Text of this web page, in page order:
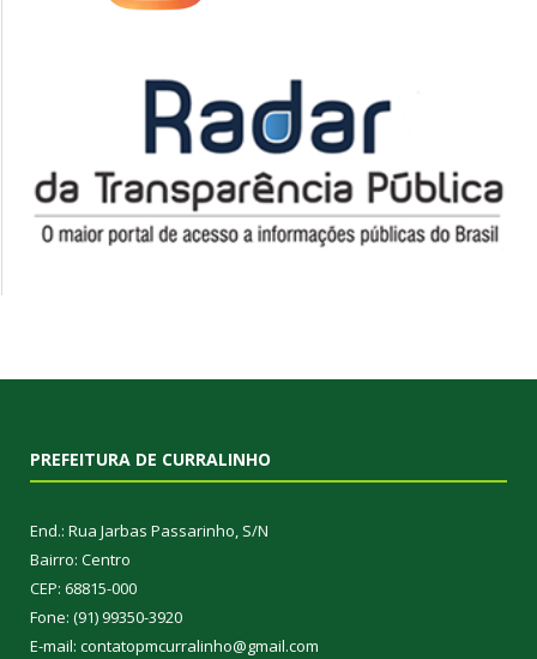
PREFEITURA DE CURRALINHO
End.: Rua Jarbas Passarinho, S/N
Bairro: Centro
CEP: 68815-000
Fone: (91) 99350-3920
E-mail: contatopmcurralinho@gmail.com